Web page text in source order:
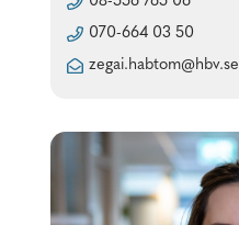
070-664 03 50
zegai.habtom@hbv.se